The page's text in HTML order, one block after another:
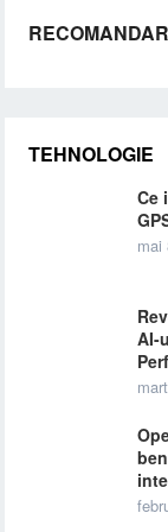
TEHNOLOGIE
Ce
mai
AI-